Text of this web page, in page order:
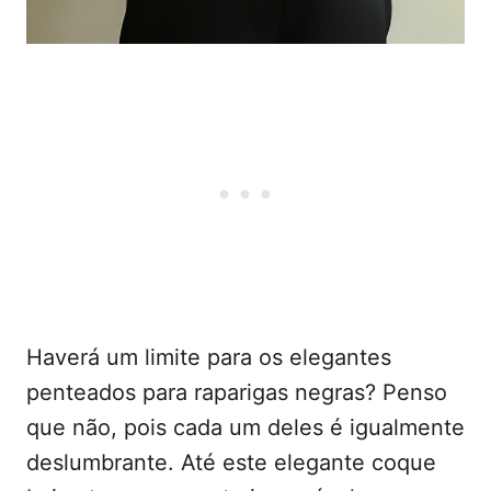
Haverá um limite para os elegantes
penteados para raparigas negras? Penso
que não, pois cada um deles é igualmente
deslumbrante. Até este elegante coque